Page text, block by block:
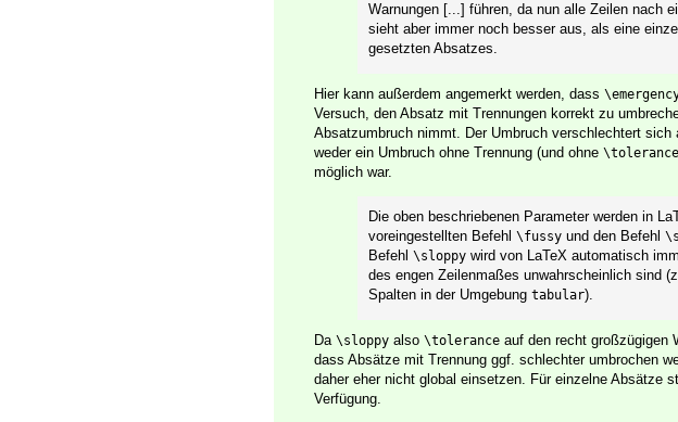
Warnungen [...] führen, da nun alle Zeilen nach
sieht aber immer noch besser aus, als eine
gesetzten Absatzes.
Hier kann außerdem angemerkt werden, dass
Versuch, den Absatz mit Trennungen korrekt zu
Absatzumbruch nimmt. Der Umbruch verschlechtert sich
weder ein Umbruch ohne Trennung (und ohne \tolerance
möglich war.
Die oben beschriebenen Parameter werden in
voreingestellten Befehl \fussy und den Befehl
Befehl \sloppy wird von LaTeX automatisch
des engen Zeilenmaßes unwahrscheinlich sind
Spalten in der Umgebung tabular).
Da \sloppy also \tolerance auf den recht großzügigen
dass Absätze mit Trennung ggf. schlechter umbrochen
daher eher nicht global einsetzen. Für einzelne Absätze
Verfügung.